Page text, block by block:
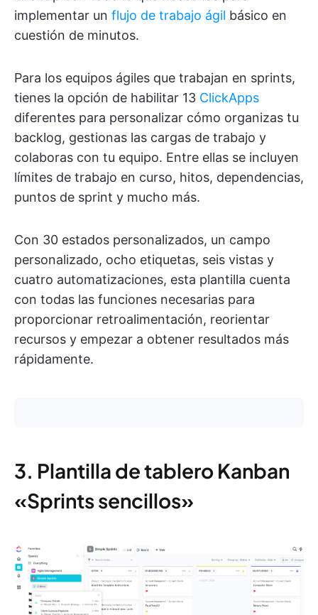
implementar un flujo de trabajo ágil básico en
cuestión de minutos.
Para los equipos ágiles que trabajan en sprints,
tienes la opción de habilitar 13 ClickApps
diferentes para personalizar cómo organizas tu
backlog, gestionas las cargas de trabajo y
colaboras con tu equipo. Entre ellas se incluyen
límites de trabajo en curso, hitos, dependencias,
puntos de sprint y mucho más.
Con 30 estados personalizados, un campo
personalizado, ocho etiquetas, seis vistas y
cuatro automatizaciones, esta plantilla cuenta
con todas las funciones necesarias para
proporcionar retroalimentación, reorientar
recursos y empezar a obtener resultados más
rápidamente.
3. Plantilla de tablero Kanban
«Sprints sencillos»